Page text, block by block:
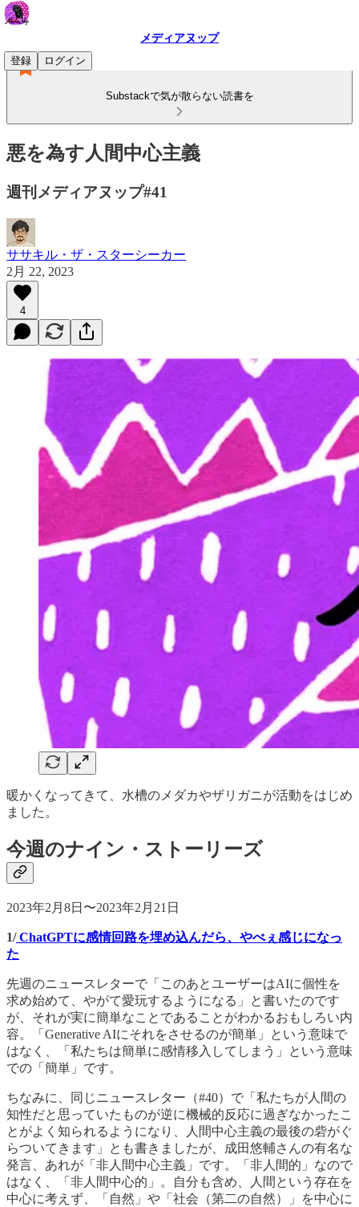
メディアヌップ
登録
ログイン
Substackで気が散らない読書を
悪を為す人間中心主義
週刊メディアヌップ#41
ササキル・ザ・スターシーカー
2月 22, 2023
4
暖かくなってきて、水槽のメダカやザリガニが活動をはじめ
ました。
今週のナイン・ストーリーズ
2023年2月8日〜2023年2月21日
1/ ChatGPTに感情回路を埋め込んだら、やべぇ感じになっ
た
先週のニュースレターで「このあとユーザーはAIに個性を
求め始めて、やがて愛玩するようになる」と書いたのです
が、それが実に簡単なことであることがわかるおもしろい内
容。「Generative AIにそれをさせるのが簡単」という意味で
はなく、「私たちは簡単に感情移入してしまう」という意味
での「簡単」です。
ちなみに、同じニュースレター（#40）で「私たちが人間の
知性だと思っていたものが逆に機械的反応に過ぎなかったこ
とがよく知られるようになり、人間中心主義の最後の砦がぐ
らついてきます」とも書きましたが、成田悠輔さんの有名な
発言、あれが「非人間中心主義」です。「非人間的」なので
はなく、「非人間中心的」。自分も含め、人間という存在を
中心に考えず、「自然」や「社会（第二の自然）」を中心に